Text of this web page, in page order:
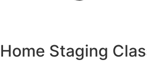
Home Staging